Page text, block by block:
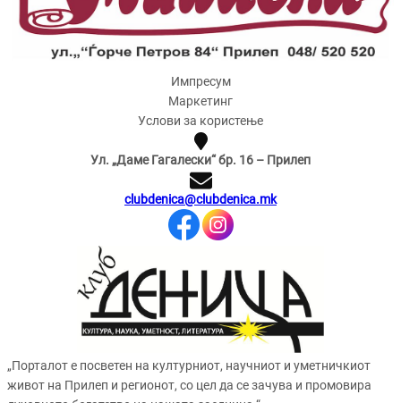
Импресум
Маркетинг
Услови за користење
Ул. „Даме Гагалески“ бр. 16 – Прилеп
clubdenica@clubdenica.mk
„Порталот е посветен на културниот, научниот и уметничкиот
живот на Прилеп и регионот, со цел да се зачува и промовира